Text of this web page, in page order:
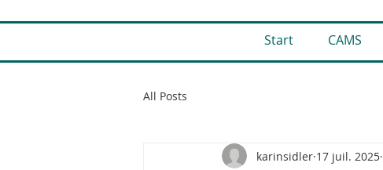
Start CAMS
All Posts
karinsidler 17 juil. 2025